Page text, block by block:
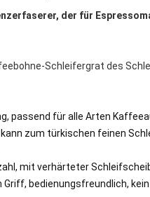
der für
Schleifergrat des
passend für alle Arten
zum türkischen feinen
mit verhärteter
bedienungsfreundlich,